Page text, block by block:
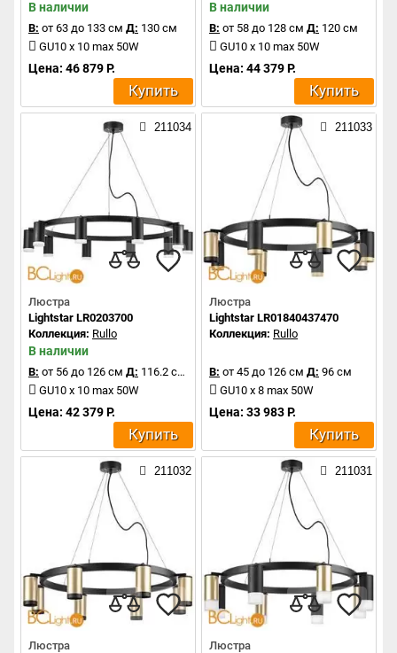
В наличии
В: от 63 до 133 см Д: 130 см
GU10 x 10 max 50W
Цена: 46 879 Р.
Купить
В наличии
В: от 58 до 128 см Д: 120 см
GU10 x 10 max 50W
Цена: 44 379 Р.
Купить
211034
Люстра
Lightstar LR0203700
Коллекция: Rullo
В наличии
В: от 56 до 126 см Д: 116.2 см
GU10 x 10 max 50W
Цена: 42 379 Р.
Купить
211033
Люстра
Lightstar LR01840437470
Коллекция: Rullo
В: от 45 до 126 см Д: 96 см
GU10 x 8 max 50W
Цена: 33 983 Р.
Купить
211032
Люстра
211031
Люстра